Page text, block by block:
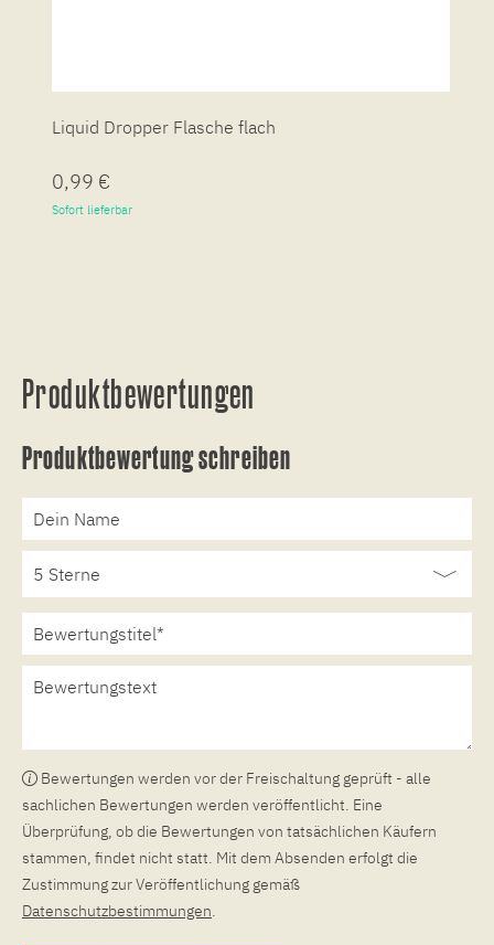
Liquid Dropper Flasche flach
0,99 €
Sofort lieferbar
Produktbewertungen
Produktbewertung schreiben
Bewertungen werden vor der Freischaltung geprüft - alle
sachlichen Bewertungen werden veröffentlicht. Eine
Überprüfung, ob die Bewertungen von tatsächlichen Käufern
stammen, findet nicht statt. Mit dem Absenden erfolgt die
Zustimmung zur Veröffentlichung gemäß
Datenschutzbestimmungen.